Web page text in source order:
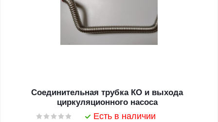
Соединительная трубка КО и выхода
циркуляционного насоса
Есть в наличии